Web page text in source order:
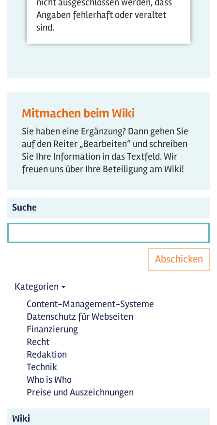
Angaben fehlerhaft oder veraltet
sind.
Mitmachen beim Wiki
Sie haben eine Ergänzung? Dann gehen Sie
auf den Reiter „Bearbeiten“ und schreiben
Sie Ihre Information in das Textfeld. Wir
freuen uns über Ihre Beteiligung am Wiki!
Suche
Abschicken
Kategorien
Content-Management-Systeme
Datenschutz für Webseiten
Finanzierung
Recht
Redaktion
Technik
Who is Who
Preise und Auszeichnungen
Wiki